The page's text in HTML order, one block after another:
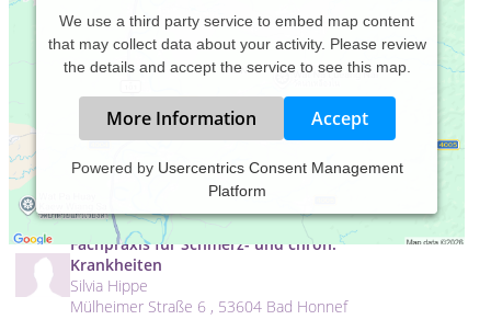
We use a third party service to embed map content
that may collect data about your activity. Please review
the details and accept the service to see this map.
More Information Accept
Powered by Usercentrics Consent Management
Platform
Essentiallife, Riedering
Fachpraxis für Schmerz- und chron.
Krankheiten
Silvia Hippe
Mülheimer Straße 6 , 53604 Bad Honnef